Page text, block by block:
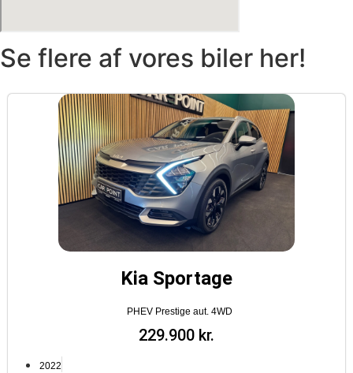
Se flere af vores biler her!
Kia Sportage
PHEV Prestige aut. 4WD
229.900 kr.
2022